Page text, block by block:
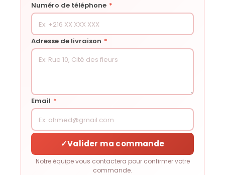
Numéro de téléphone *
Adresse de livraison *
Email *
✓Valider ma commande
Notre équipe vous contactera pour confirmer votre
commande.